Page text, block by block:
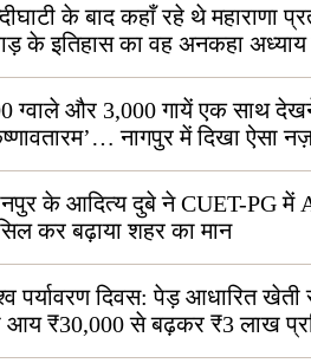
के बाद कहाँ रहे थे महाराणा
के इतिहास का वह अनकहा
में जीवित है
ग्वाले और 3,000 गायें एक साथ
नागपुर में दिखा ऐसा
बोले, “ऐसा तो सिर्फ़ कृष्ण ही कर
के आदित्य दुबे ने CUET-PG में
कर बढ़ाया शहर का मान
पर्यावरण दिवस: पेड़ आधारित
आय ₹30,000 से बढ़कर ₹3 लाख